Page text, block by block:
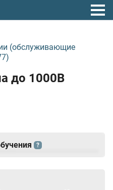
(обслуживающие
до 1000В
?